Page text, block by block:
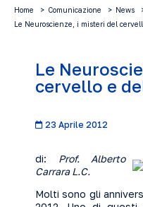
Home Comunicazione
News
Le Neuroscienze, i misteri del
Le
cervello e
23 Aprile 2012
di: Prof.
Alberto
Carrara L.C.
Molti sono gli